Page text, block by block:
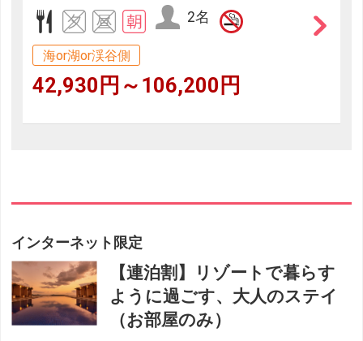
2名
海or湖or渓谷側
42,930円～106,200円
インターネット限定
【連泊割】リゾートで暮らす
ように過ごす、大人のステイ
（お部屋のみ）